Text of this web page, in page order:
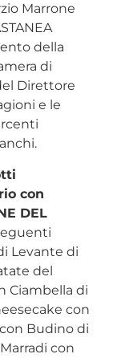
Marrone
della
di
Direttore
e le
con
DEL
Levante di
del
Ciambella di
con
Budino di
con